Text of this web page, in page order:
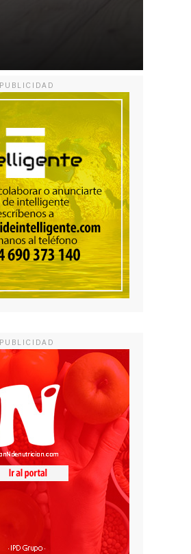
PUBLICIDAD
PUBLICIDAD